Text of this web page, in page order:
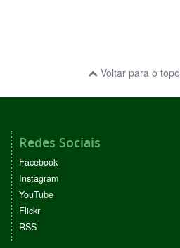
Voltar para o topo
Redes Sociais
Facebook
Instagram
YouTube
Flickr
RSS